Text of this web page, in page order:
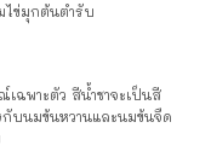
ไข่มุกต้นตำรับ
ฉพาะตัว สีน้ำชาจะเป็นสี
บนมข้นหวานและนมข้นจืด